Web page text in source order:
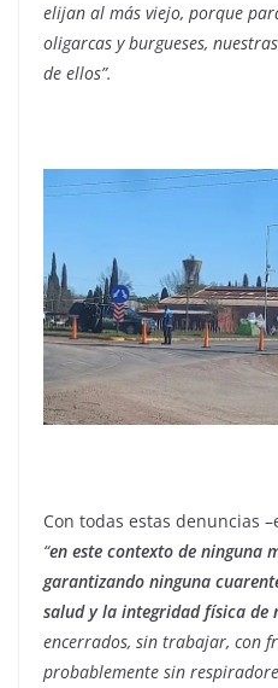
elijan al más viejo, porque
oligarcas y burgueses,
de ellos”.
Con todas estas denuncias
“en este contexto de ninguna
garantizando ninguna
salud y la integridad física de
encerrados, sin trabajar, con
probablemente sin